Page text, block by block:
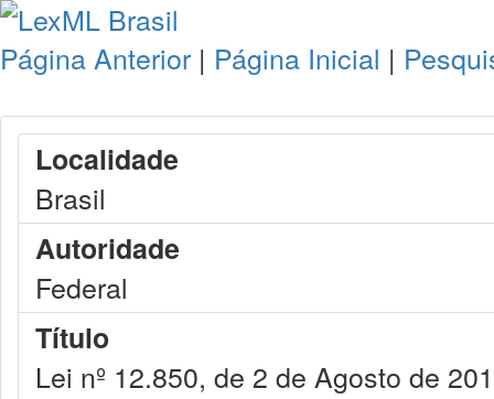
Página Anterior | Página Inicial |
Localidade
Brasil
Autoridade
Federal
Título
Lei nº 12.850, de 2 de Agosto de